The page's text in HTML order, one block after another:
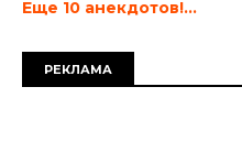
Еще 10 анекдотов!...
РЕКЛАМА